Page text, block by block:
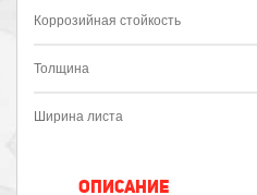
Коррозийная стойкость
Толщина
Ширина листа
ОПИСАНИЕ